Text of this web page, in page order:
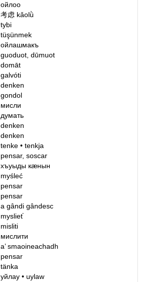
ойлоо
考虑 kǎolǜ
tybi
tüşünmek
ойлашмакъ
guoduot, dūmuot
domāt
galvóti
denken
gondol
мисли
думать
denken
denken
tenke• tenkja
pensar, soscar
хъуыды кӕнын
myśleć
pensar
pensar
a gândigândesc
myslieť
misliti
мислити
a’ smaoineachadh
pensar
tänka
уйлау• uylaw